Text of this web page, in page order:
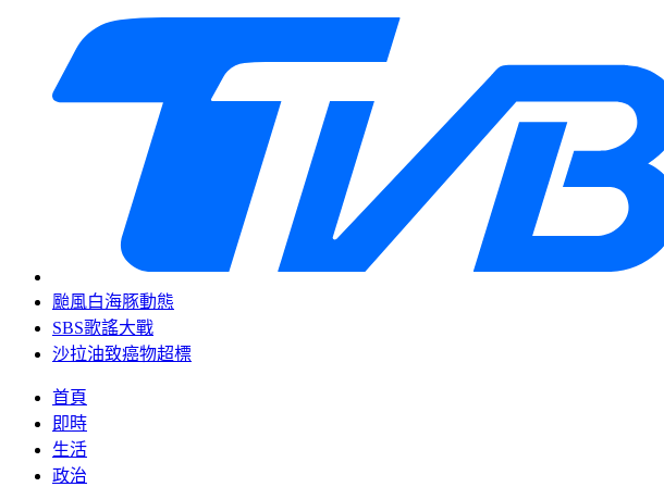
颱風白海豚動態
SBS歌謠大戰
沙拉油致癌物超標
首頁
即時
生活
政治